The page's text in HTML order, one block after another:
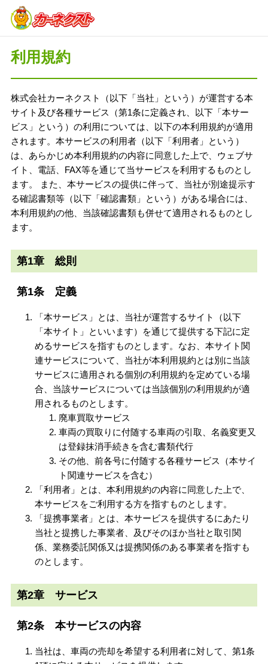
利用規約
株式会社カーネクスト（以下「当社」という）が運営する本
サイト及び各種サービス（第1条に定義され、以下「本サー
ビス」という）の利用については、以下の本利用規約が適用
されます。本サービスの利用者（以下「利用者」という）
は、あらかじめ本利用規約の内容に同意した上で、ウェブサ
イト、電話、FAX等を通じて当サービスを利用するものとし
ます。 また、本サービスの提供に伴って、当社が別途提示す
る確認書類等（以下「確認書類」という）がある場合には、
本利用規約の他、当該確認書類も併せて適用されるものとし
ます。
第1章 総則
第1条 定義
「本サービス」とは、当社が運営するサイト（以下
「本サイト」といいます）を通じて提供する下記に定
めるサービスを指すものとします。なお、本サイト関
連サービスについて、当社が本利用規約とは別に当該
サービスに適用される個別の利用規約を定めている場
合、当該サービスについては当該個別の利用規約が適
用されるものとします。
廃車買取サービス
車両の買取りに付随する車両の引取、名義変更又
は登録抹消手続きを含む書類代行
その他、前各号に付随する各種サービス（本サイ
ト関連サービスを含む）
「利用者」とは、本利用規約の内容に同意した上で、
本サービスをご利用する方を指すものとします。
「提携事業者」とは、本サービスを提供するにあたり
当社と提携した事業者、及びそのほか当社と取引関
係、業務委託関係又は提携関係のある事業者を指すも
のとします。
第2章 サービス
第2条 本サービスの内容
当社は、車両の売却を希望する利用者に対して、第1条